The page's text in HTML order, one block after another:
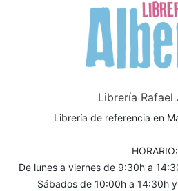
Librería Rafael
Librería de referencia en
HORARIO:
De lunes a viernes de 9:30h a
Sábados de 10:00h a 14:30h